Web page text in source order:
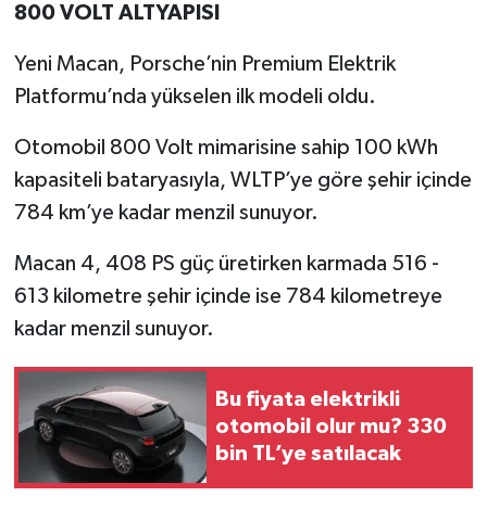
800 VOLT ALTYAPISI
Yeni Macan, Porsche’nin Premium Elektrik
Platformu’nda yükselen ilk modeli oldu.
Otomobil 800 Volt mimarisine sahip 100 kWh
kapasiteli bataryasıyla, WLTP’ye göre şehir içinde
784 km’ye kadar menzil sunuyor.
Macan 4, 408 PS güç üretirken karmada 516 -
613 kilometre şehir içinde ise 784 kilometreye
kadar menzil sunuyor.
Bu fiyata elektrikli
otomobil olur mu? 330
bin TL’ye satılacak